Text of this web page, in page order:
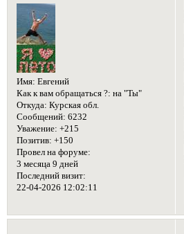
Имя: Евгений
Как к вам обращаться ?: на "Ты"
Откуда: Курская обл.
Сообщений: 6232
Уважение: +215
Позитив: +150
Провел на форуме:
3 месяца 9 дней
Последний визит:
22-04-2026 12:02:11